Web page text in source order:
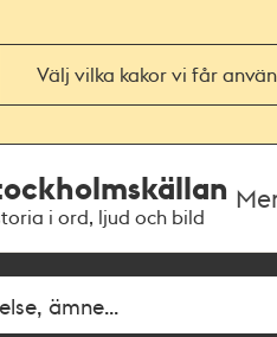
Välj vilka kakor vi får
i ord, ljud och bild